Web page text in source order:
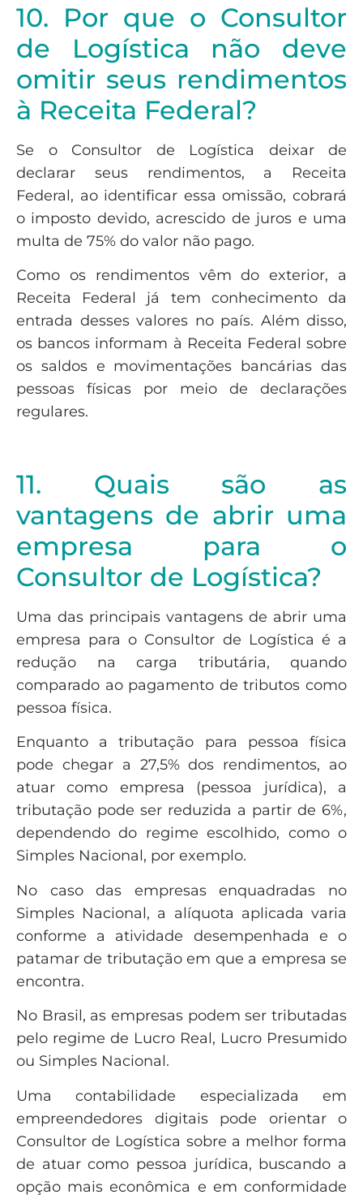
10. Por que o Consultor
de Logística não deve
omitir seus rendimentos
à Receita Federal?
Se o Consultor de Logística deixar de
declarar seus rendimentos, a Receita
Federal, ao identificar essa omissão, cobrará
o imposto devido, acrescido de juros e uma
multa de 75% do valor não pago.
Como os rendimentos vêm do exterior, a
Receita Federal já tem conhecimento da
entrada desses valores no país. Além disso,
os bancos informam à Receita Federal sobre
os saldos e movimentações bancárias das
pessoas físicas por meio de declarações
regulares.
11. Quais são as
vantagens de abrir uma
empresa para o
Consultor de Logística?
Uma das principais vantagens de abrir uma
empresa para o Consultor de Logística é a
redução na carga tributária, quando
comparado ao pagamento de tributos como
pessoa física.
Enquanto a tributação para pessoa física
pode chegar a 27,5% dos rendimentos, ao
atuar como empresa (pessoa jurídica), a
tributação pode ser reduzida a partir de 6%,
dependendo do regime escolhido, como o
Simples Nacional, por exemplo.
No caso das empresas enquadradas no
Simples Nacional, a alíquota aplicada varia
conforme a atividade desempenhada e o
patamar de tributação em que a empresa se
encontra.
No Brasil, as empresas podem ser tributadas
pelo regime de Lucro Real, Lucro Presumido
ou Simples Nacional.
Uma contabilidade especializada em
empreendedores digitais pode orientar o
Consultor de Logística sobre a melhor forma
de atuar como pessoa jurídica, buscando a
opção mais econômica e em conformidade